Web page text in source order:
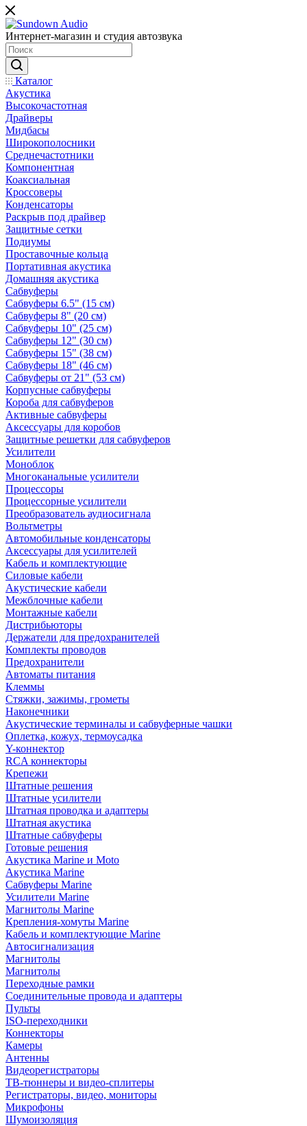
Интернет-магазин и студия автозвука
Каталог
Акустика
Высокочастотная
Драйверы
Мидбасы
Широкополосники
Среднечастотники
Компонентная
Коаксиальная
Кроссоверы
Конденсаторы
Раскрыв под драйвер
Защитные сетки
Подиумы
Проставочные кольца
Портативная акустика
Домашняя акустика
Сабвуферы
Сабвуферы 6.5" (15 см)
Сабвуферы 8" (20 см)
Сабвуферы 10" (25 см)
Сабвуферы 12" (30 см)
Сабвуферы 15" (38 см)
Сабвуферы 18" (46 см)
Сабвуферы от 21" (53 см)
Корпусные сабвуферы
Короба для сабвуферов
Активные сабвуферы
Аксессуары для коробов
Защитные решетки для сабвуферов
Усилители
Моноблок
Многоканальные усилители
Процессоры
Процессорные усилители
Преобразователь аудиосигнала
Вольтметры
Автомобильные конденсаторы
Аксессуары для усилителей
Кабель и комплектующие
Силовые кабели
Акустические кабели
Межблочные кабели
Монтажные кабели
Дистрибьюторы
Держатели для предохранителей
Комплекты проводов
Предохранители
Автоматы питания
Клеммы
Стяжки, зажимы, грометы
Наконечники
Акустические терминалы и сабвуферные чашки
Оплетка, кожух, термоусадка
Y-коннектор
RCA коннекторы
Крепежи
Штатные решения
Штатные усилители
Штатная проводка и адаптеры
Штатная акустика
Штатные сабвуферы
Готовые решения
Акустика Marine и Moto
Акустика Marine
Сабвуферы Marine
Усилители Marine
Магнитолы Marine
Крепления-хомуты Marine
Кабель и комплектующие Marine
Автосигнализация
Магнитолы
Магнитолы
Переходные рамки
Соединительные провода и адаптеры
Пульты
ISO-переходники
Коннекторы
Камеры
Антенны
Видеорегистраторы
ТВ-тюннеры и видео-сплитеры
Регистраторы, видео, мониторы
Микрофоны
Шумоизоляция